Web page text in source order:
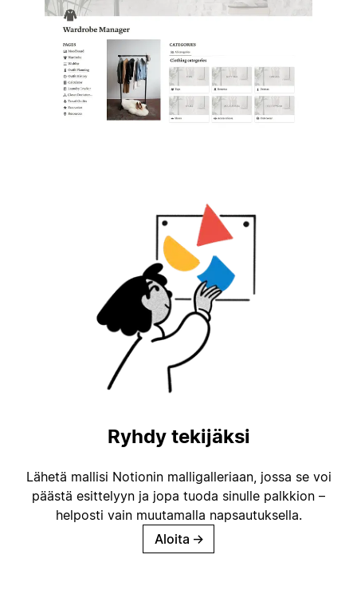
Ryhdy tekijäksi
Lähetä mallisi Notionin malligalleriaan, jossa se voi
päästä esittelyyn ja jopa tuoda sinulle palkkion –
helposti vain muutamalla napsautuksella.
Aloita →